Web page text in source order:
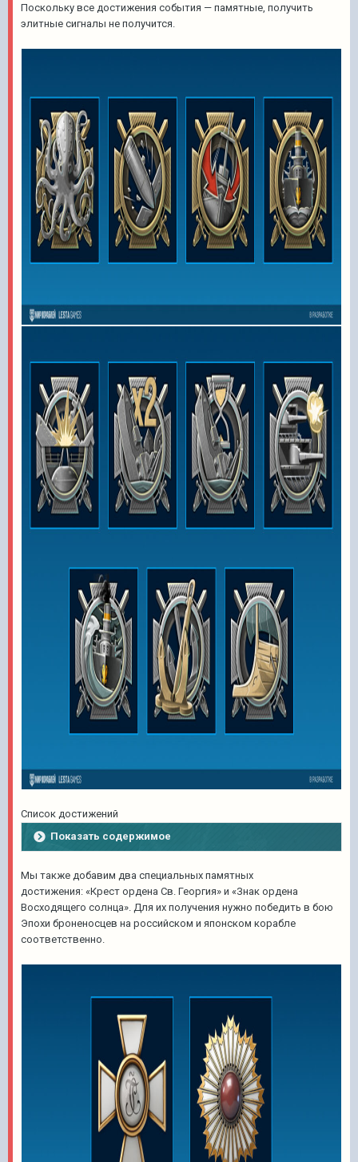
Поскольку все достижения события — памятные, получить
элитные сигналы не получится.
Список достижений
Показать содержимое
Мы также добавим два специальных памятных
достижения: «Крест ордена Св. Георгия» и «Знак ордена
Восходящего солнца». Для их получения нужно победить в бою
Эпохи броненосцев на российском и японском корабле
соответственно.